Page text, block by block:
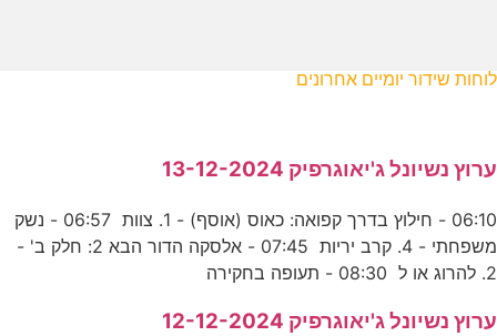
לוחות שידור יומיים אחרונים
ערוץ נשיונל ג'יאוגרפיק 13-12-2024
06:10 - חילוץ בדרך קפואה: כאוס (אוסף) - 1. צוות 06:57 - נשק
משפחתי - 4. קרב יריות 07:45 - אלסקה הדור הבא 2: חלק ב' -
2. להרוג או ל 08:30 - תעופה בחקירה
ערוץ נשיונל ג'יאוגרפיק 12-12-2024